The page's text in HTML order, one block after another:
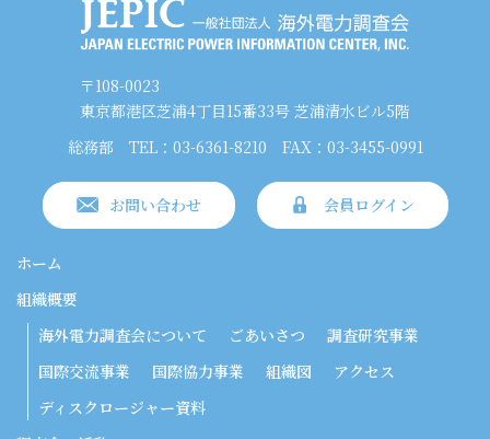
〒108-0023
東京都港区芝浦4丁目15番33号 芝浦清水ビル5階
総務部
TEL：03-6361-8210 FAX：03-3455-0991
お問い合わせ 会員ログイン
ホーム
組織概要
海外電力調査会について
ごあいさつ
調査研究事業
国際交流事業
国際協力事業 組織図
アクセス
ディスクロージャー資料